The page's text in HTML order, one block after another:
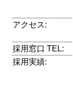
アクセス:
採用窓口 TEL:
採用実績: